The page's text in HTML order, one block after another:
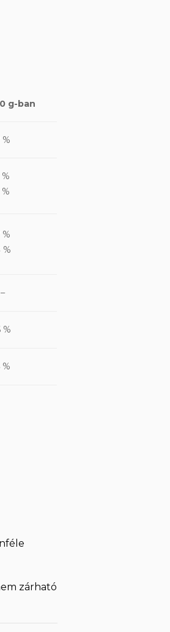
g-ban
%
%
%
%
%
–
%
%
zárható